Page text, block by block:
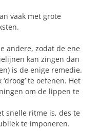
vaak met grote
andere, zodat de ene
kan zingen dan
is de enige remedie.
te oefenen. Het
om de lippen te
snelle ritme is, des te
te imponeren.